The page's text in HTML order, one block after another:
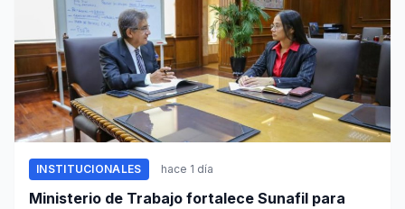
INSTITUCIONALES hace 1 día
Ministerio de Trabajo fortalece Sunafil para